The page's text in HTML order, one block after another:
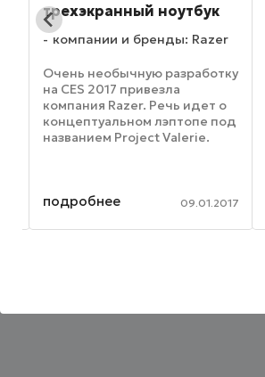
трехэкранный ноутбук
компании и бренды: Razer
Очень необычную разработку
на CES 2017 привезла
компания Razer. Речь идет о
концептуальном лэптопе под
названием Project Valerie.
встроенными экранами.
модели с ...
подробнее 09.01.2017